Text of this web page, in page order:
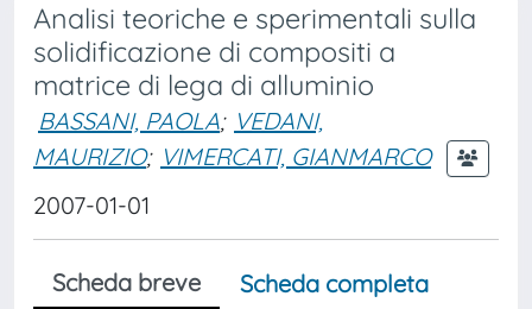
Analisi teoriche e sperimentali sulla
solidificazione di compositi a
matrice di lega di alluminio
BASSANI, PAOLA; VEDANI,
MAURIZIO; VIMERCATI, GIANMARCO
2007-01-01
Scheda breve
Scheda completa